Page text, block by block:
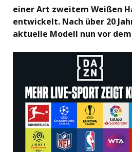
einer Art zweitem Weißen
entwickelt. Nach über 20
aktuelle Modell nun vor